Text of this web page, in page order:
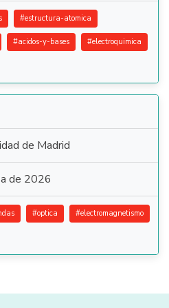
#estructura-atomica
#acidos-y-bases #electroquimica
de Madrid
de 2026
#optica #electromagnetismo